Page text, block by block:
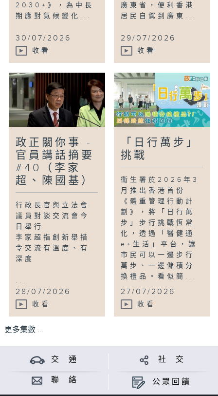
2030+》，為中長
期應對氣候變化...
30/07/2026
收看
廣東省，便利香港
居民自駕到廣東...
29/07/2026
收看
政正關你事 -
官員講話摘要
#40（李家
超、陳國基）
行政長官與立法會
議員對談交流會今
日舉行
李家超指創新舉措
令交流有溫度、有
深度
...
28/07/2026
收看
「日行萬步」
挑戰
衞生署於2026年3
月推出香港首份
《體重管理行動計
劃》，將「日行萬
步」步行挑戰恆常
化，透過「醫健通
e+生活」平台，讓
市民可以一邊步行
萬步、一邊儲積分
換禮品。看似簡...
27/07/2026
收看
更多集數 ...
交 通 社 交
聯 絡 公眾回饋